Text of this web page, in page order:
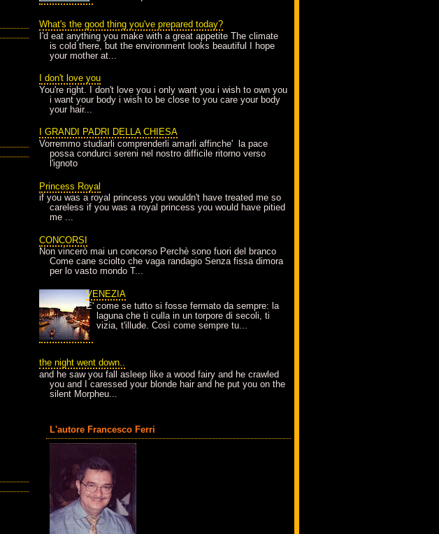
What's the good thing you've prepared today?
I'd eat anything you make with a great appetite The climate
is cold there, but the environment looks beautiful I hope
your mother at...
I don't love you
You're right. I don't love you i only want you i wish to own you
i want your body i wish to be close to you care your body
your hair...
I GRANDI PADRI DELLA CHIESA
Vorremmo studiarli comprenderli amarli affinche' la pace
possa condurci sereni nel nostro difficile ritorno verso
l'ignoto
Princess Royal
if you was a royal princess you wouldn't have treated me so
careless if you was a royal princess you would have pitied
me ...
CONCORSI
Non vincerò mai un concorso Perchè sono fuori del branco
Come cane sciolto che vaga randagio Senza fissa dimora
per lo vasto mondo T...
VENEZIA
E' come se tutto si fosse fermato da sempre: la
laguna che ti culla in un torpore di secoli, ti
vizia, t'illude. Così come sempre tu...
the night went down..
and he saw you fall asleep like a wood fairy and he crawled
you and I caressed your blonde hair and he put you on the
silent Morpheu...
L'autore Francesco Ferri